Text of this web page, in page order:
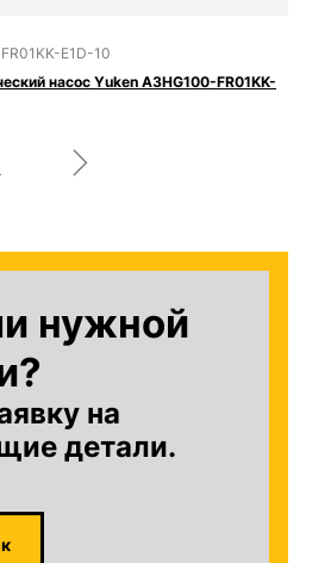
E1D-10
насос Yuken A3HG100-FR01KK-
нужной
на
детали.